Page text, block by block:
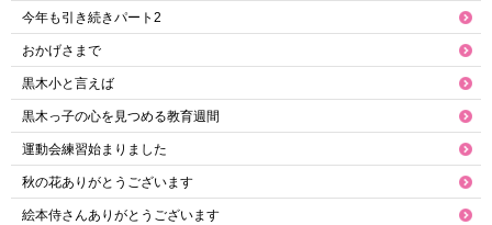
今年も引き続きパート2
おかげさまで
黒木小と言えば
黒木っ子の心を見つめる教育週間
運動会練習始まりました
秋の花ありがとうございます
絵本侍さんありがとうございます